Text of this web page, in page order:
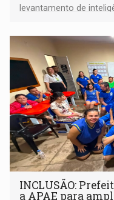
levantamento de
INCLUSÃO:
a APAE para